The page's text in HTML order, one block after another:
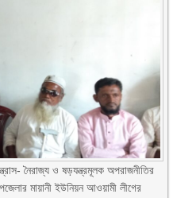
নৈরাজ্য ও ষড়যন্ত্রমূলক অপরাজনীতির
মায়ানী ইউনিয়ন আওয়ামী লীগের